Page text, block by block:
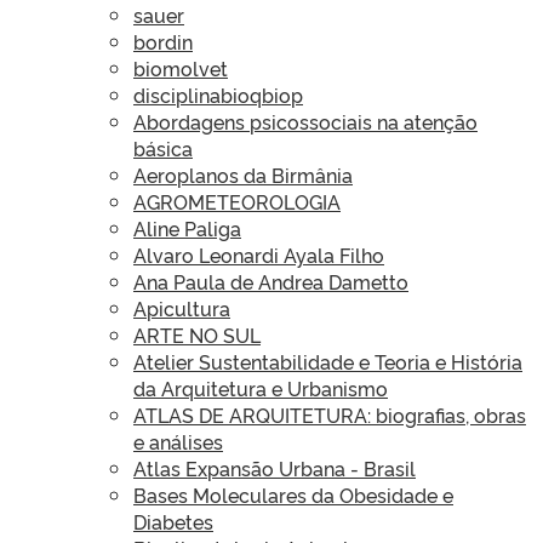
sauer
bordin
biomolvet
disciplinabioqbiop
Abordagens psicossociais na atenção
básica
Aeroplanos da Birmânia
AGROMETEOROLOGIA
Aline Paliga
Alvaro Leonardi Ayala Filho
Ana Paula de Andrea Dametto
Apicultura
ARTE NO SUL
Atelier Sustentabilidade e Teoria e História
da Arquitetura e Urbanismo
ATLAS DE ARQUITETURA: biografias, obras
e análises
Atlas Expansão Urbana - Brasil
Bases Moleculares da Obesidade e
Diabetes